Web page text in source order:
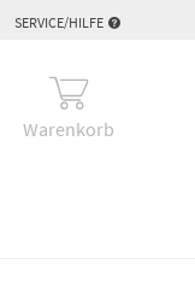
SERVICE/HILFE
Warenkorb